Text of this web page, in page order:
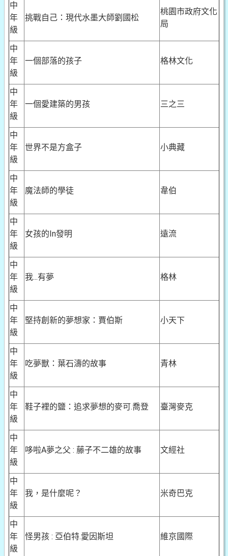
中
年
級
挑戰自己：現代水墨大師劉國松
桃園市政府文化
局
中
年
級
一個部落的孩子 格林文化
中
年
級
一個愛建築的男孩 三之三
中
年
級
世界不是方盒子 小典藏
中
年
級
魔法師的學徒 韋伯
中
年
級
女孩的In發明 遠流
中
年
級
我...有夢 格林
中
年
級
堅持創新的夢想家：賈伯斯 小天下
中
年
級
吃夢獸：葉石濤的故事 青林
中
年
級
鞋子裡的鹽：追求夢想的麥可.喬登 臺灣麥克
中
年
級
哆啦A夢之父 : 藤子不二雄的故事 文經社
中
年
級
我，是什麼呢？ 米奇巴克
中
年
級
怪男孩 : 亞伯特.愛因斯坦 維京國際